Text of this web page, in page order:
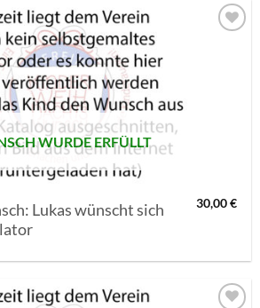
WURDE ERFÜLLT
Lukas wünscht sich
30,00€